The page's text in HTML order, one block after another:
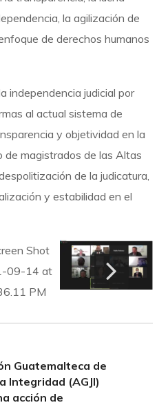
la agilización de
de derechos humanos
independencia judicial por
al actual sistema de
y objetividad en la
de magistrados de las Altas
de la judicatura,
y estabilidad en el
Guatemalteca de
Integridad (AGJI)
acción de